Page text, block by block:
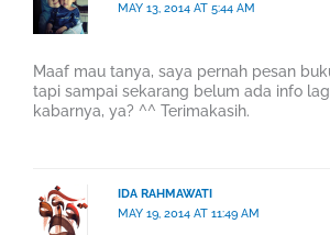
MAY 13, 2014 AT 5:44 AM
Maaf mau tanya, saya pernah pesan
tapi sampai sekarang belum ada info
kabarnya, ya? ^^ Terimakasih.
IDA RAHMAWATI
MAY 19, 2014 AT 11:49 AM